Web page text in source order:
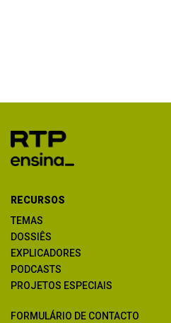
RECURSOS
TEMAS
DOSSIÊS
EXPLICADORES
PODCASTS
PROJETOS ESPECIAIS
FORMULÁRIO DE CONTACTO